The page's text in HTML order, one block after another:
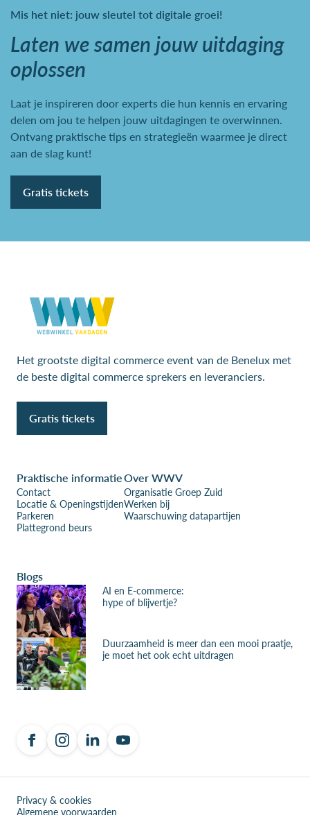
Mis het niet: jouw sleutel tot digitale groei!
Laten we samen jouw uitdaging
oplossen
Laat je inspireren door experts die hun kennis en ervaring
delen om jou te helpen jouw uitdagingen te overwinnen.
Ontvang praktische tips en strategieën waarmee je direct
aan de slag kunt!
Gratis tickets
Het grootste digital commerce event van de Benelux met
de beste digital commerce sprekers en leveranciers.
Gratis tickets
Praktische informatie
Contact
Locatie & Openingstijden
Parkeren
Plattegrond beurs
Over WWV
Organisatie Groep Zuid
Werken bij
Waarschuwing datapartijen
Blogs
AI en E-commerce:
hype of blijvertje?
Duurzaamheid is meer dan een mooi praatje,
je moet het ook echt uitdragen
Privacy & cookies
Algemene voorwaarden